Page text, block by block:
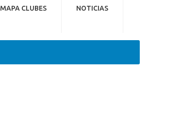
MAPA CLUBES NOTICIAS